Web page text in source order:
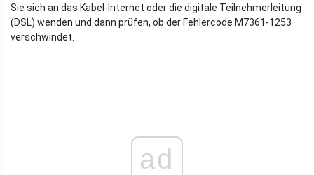
Sie sich an das Kabel-Internet oder die digitale Teilnehmerleitung
(DSL) wenden und dann prüfen, ob der Fehlercode M7361-1253
verschwindet.
ad